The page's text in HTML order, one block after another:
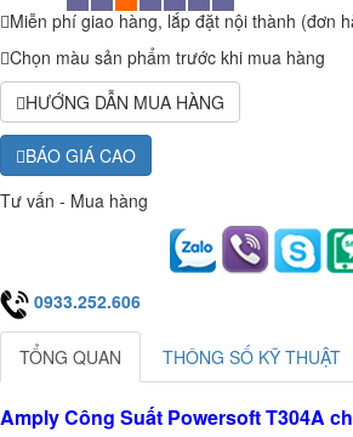
Miễn phí giao hàng, lắp đặt nội thành (đơn
Chọn màu sản phẩm trước khi mua hàng
HƯỚNG DẪN MUA HÀNG
BÁO GIÁ CAO
Tư vấn - Mua hàng
0933.252.606
TỔNG QUAN THÔNG SỐ KỸ THUẬT
Amply Công Suất Powersoft T304A